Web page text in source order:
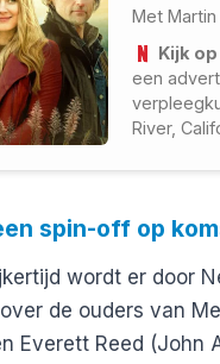
Met
Kijk
een
River,
spin-off op
wordt er door
de ouders van
Everett Reed (John